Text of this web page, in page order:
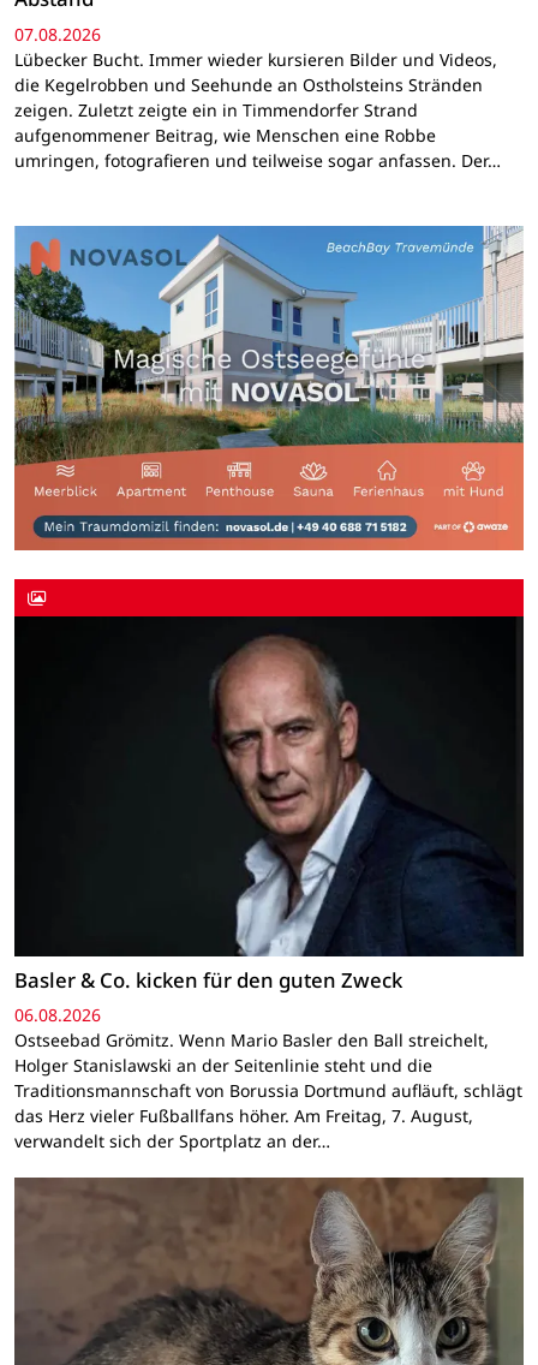
07.08.2026
Lübecker Bucht. Immer wieder kursieren Bilder und Videos,
die Kegelrobben und Seehunde an Ostholsteins Stränden
zeigen. Zuletzt zeigte ein in Timmendorfer Strand
aufgenommener Beitrag, wie Menschen eine Robbe
umringen, fotografieren und teilweise sogar anfassen. Der…
Basler & Co. kicken für den guten Zweck
06.08.2026
Ostseebad Grömitz. Wenn Mario Basler den Ball streichelt,
Holger Stanislawski an der Seitenlinie steht und die
Traditionsmannschaft von Borussia Dortmund aufläuft, schlägt
das Herz vieler Fußballfans höher. Am Freitag, 7. August,
verwandelt sich der Sportplatz an der…